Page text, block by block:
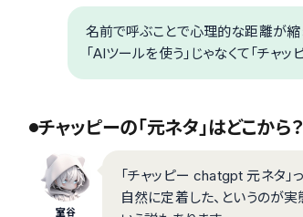
名前で呼ぶことで心理的な距離が縮
「AIツールを使う」じゃなくて「チャ
チャッピーの「元ネタ」はどこから？
室谷
「チャッピー chatgpt 元ネタ
自然に定着した、というのが実